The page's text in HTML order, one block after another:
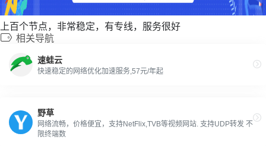
上百个节点，非常稳定，有专线，服务很好
相关导航
速蛙云
快速稳定的网络优化加速服务,57元/年起
野草
网络流畅，价格便宜，支持NetFlix,TVB等视频网站. 支持UDP转发 不
限终端数